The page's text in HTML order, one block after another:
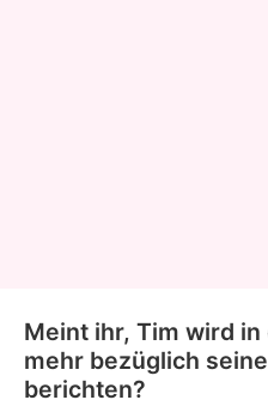
Meint ihr, Tim wird
mehr bezüglich
berichten?